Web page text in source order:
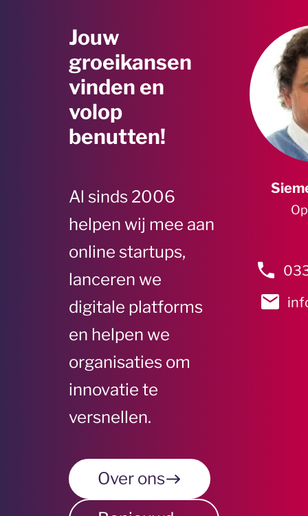
Jouw
groeikansen
vinden en
volop
benutten!
Al sinds 2006
helpen wij mee aan
online startups,
lanceren we
digitale platforms
en helpen we
organisaties om
innovatie te
versnellen.
Over ons